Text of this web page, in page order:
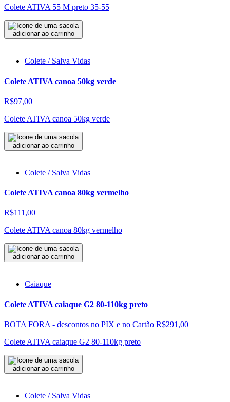
Colete ATIVA 55 M preto 35-55
adicionar ao carrinho
Colete / Salva Vidas
Colete ATIVA canoa 50kg verde
R$97,00
Colete ATIVA canoa 50kg verde
adicionar ao carrinho
Colete / Salva Vidas
Colete ATIVA canoa 80kg vermelho
R$111,00
Colete ATIVA canoa 80kg vermelho
adicionar ao carrinho
Caiaque
Colete ATIVA caiaque G2 80-110kg preto
BOTA FORA - descontos no PIX e no Cartão R$291,00
Colete ATIVA caiaque G2 80-110kg preto
adicionar ao carrinho
Colete / Salva Vidas